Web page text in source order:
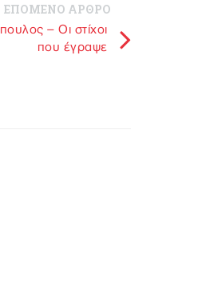
ΕΠΟΜΕΝΟ ΑΡΘΡΟ
– Οι στίχοι
που έγραψε